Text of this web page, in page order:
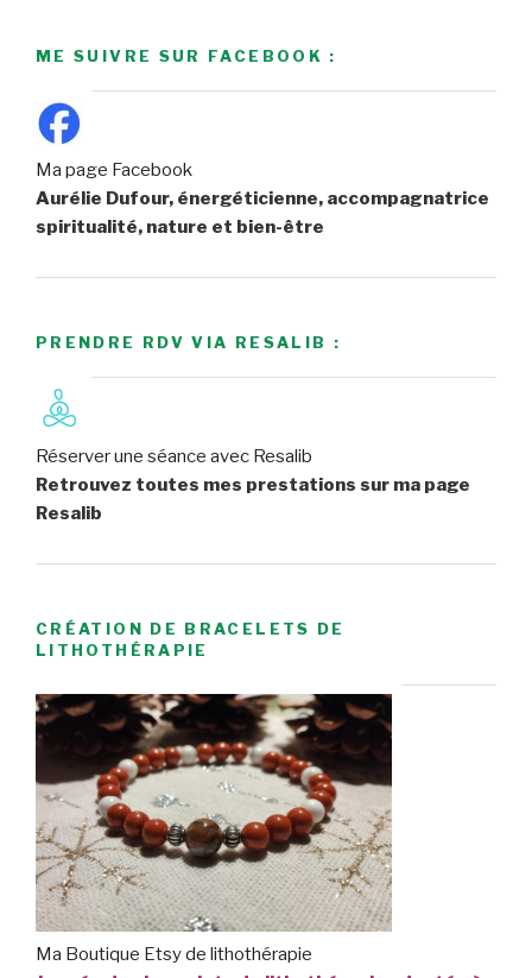
ME SUIVRE SUR FACEBOOK :
Ma page Facebook
Aurélie Dufour, énergéticienne, accompagnatrice
spiritualité, nature et bien-être
PRENDRE RDV VIA RESALIB :
Réserver une séance avec Resalib
Retrouvez toutes mes prestations sur ma page
Resalib
CRÉATION DE BRACELETS DE
LITHOTHÉRAPIE
Ma Boutique Etsy de lithothérapie